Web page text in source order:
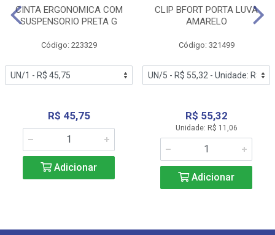
CINTA ERGONOMICA COM
SUSPENSORIO PRETA G
Código: 223329
R$ 45,75
Adicionar
CLIP BFORT PORTA LUVA
AMARELO
Código: 321499
R$ 55,32
Unidade: R$ 11,06
Adicionar